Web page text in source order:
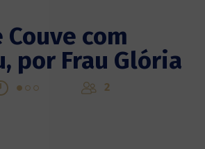
com
por Frau Glória
2